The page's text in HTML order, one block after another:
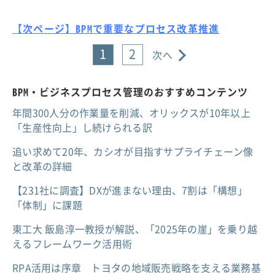
【次ページ】BPMで重要なプロセス改革推進
1 2 次へ
BPM・ビジネスプロセス管理のおすすめコンテンツ
年間300人分の作業量を削減、オリックスが10年以上
「生産性向上」し続けられる訳
追い求めて20年、カシオが目指すサプライチェーン像
と改革の詳細
【231社に調査】DXが進まない理由、7割は「構想」
「体制」に課題
東工大 飯島淳一教授が解説、「2025年の崖」を乗り越
えるフレームワーク活用術
RPA活用は序章 トヨタの地域販売戦略を支える業務基